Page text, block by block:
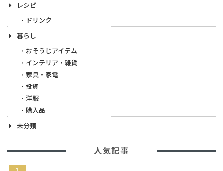
レシピ
ドリンク
暮らし
おそうじアイテム
インテリア・雑貨
家具・家電
投資
洋服
購入品
未分類
人気記事